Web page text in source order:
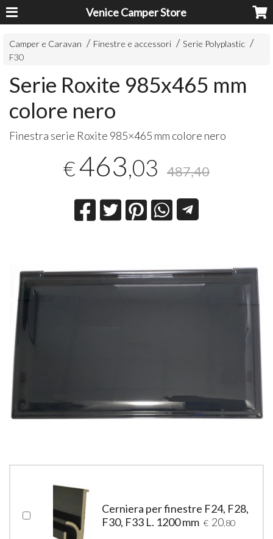
Venice Camper Store
Camper e Caravan Finestre e accessori
Serie Polyplastic
F30
Serie Roxite 985x465 mm
colore nero
Finestra serie Roxite 985×465 mm colore nero
€463,03 487,40
Cerniera per finestre F24, F28,
F30, F33 L. 1200 mm € 20 ,80